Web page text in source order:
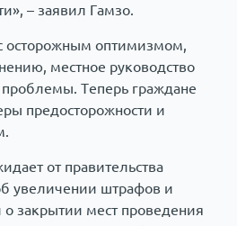
– заявил Гамзо.
осторожным оптимизмом,
местное руководство
проблемы. Теперь граждане
предосторожности и
от правительства
увеличении штрафов и
закрытии мест проведения